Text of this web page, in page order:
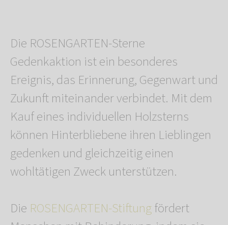
Die ROSENGARTEN-Sterne
Gedenkaktion ist ein besonderes
Ereignis, das Erinnerung, Gegenwart und
Zukunft miteinander verbindet. Mit dem
Kauf eines individuellen Holzsterns
können Hinterbliebene ihren Lieblingen
gedenken und gleichzeitig einen
wohltätigen Zweck unterstützen.
Die ROSENGARTEN-Stiftungfördert